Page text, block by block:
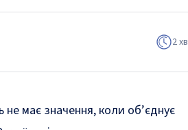
2 хв
не має значення, коли об’єднує